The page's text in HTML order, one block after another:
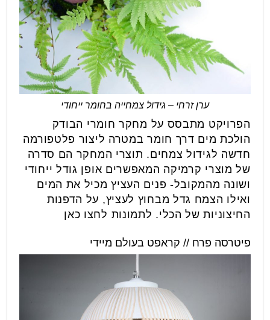
ערן זרחי – גידול צמחייה בחומר ייחודי
הפרויקט מתבסס על מחקר חומרי הבודק
הולכת מים דרך חומר במטרה ליצור פלטפורמה
חדשה לגידול צמחים. תוצרי המחקר הם סדרה
של מוצרי קרמיקה המאפשרים אופן גודל ייחודי
ושונה מהמקובל- פנים העציץ מכיל את המים
ואילו הצמח גדל מבחוץ לעציץ, על הדפנות
החיצוניות של הכלי. לתמונות לחצו כאן
פיטרסה פרח // קראפט בעולם מיידי